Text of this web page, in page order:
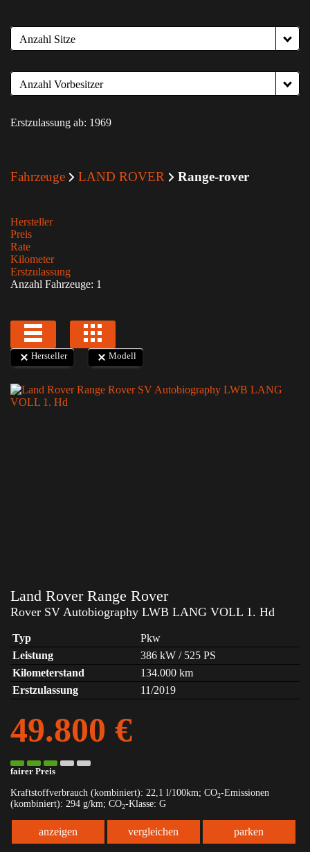
Anzahl Sitze
Anzahl Vorbesitzer
Erstzulassung ab: 1969
Fahrzeuge LAND ROVER Range-rover
Hersteller
Preis
Rate
Kilometer
Erstzulassung
Anzahl Fahrzeuge: 1
Hersteller Modell
Land Rover Range Rover
Rover SV Autobiography LWB LANG VOLL 1. Hd
Typ
Pkw
Leistung
386 kW / 525 PS
Kilometerstand
134.000 km
Erstzulassung
11/2019
49.800 €
fairer Preis
Kraftstoffverbrauch (kombiniert): 22,1 l/100km; CO2-Emissionen
(kombiniert): 294 g/km; CO2-Klasse: G
anzeigen vergleichen parken